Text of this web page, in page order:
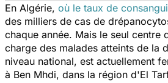
En Algérie, où le taux de
des milliers de cas de
chaque année. Mais le seul centre
charge des malades atteints de la
niveau national, est actuellement
à Ben Mhdi, dans la région d'El